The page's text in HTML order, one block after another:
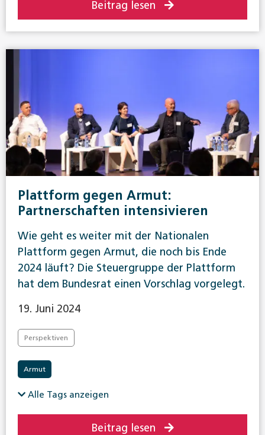
Beitrag lesen
Plattform gegen Armut:
Partnerschaften intensivieren
Wie geht es weiter mit der Nationalen
Plattform gegen Armut, die noch bis Ende
2024 läuft? Die Steuergruppe der Plattform
hat dem Bundesrat einen Vorschlag vorgelegt.
19. Juni 2024
Perspektiven
Armut
Alle Tags anzeigen
Beitrag lesen